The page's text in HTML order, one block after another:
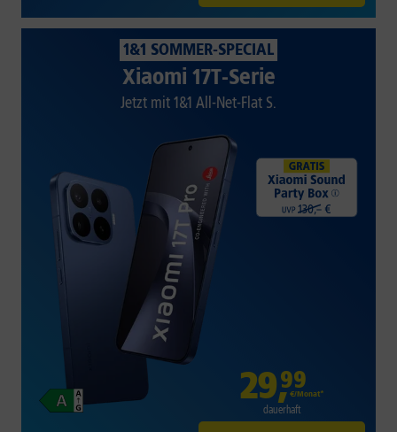
1&1 SOMMER-SPECIAL
Xiaomi 17T-Serie
Jetzt mit 1&1 All-Net-Flat S.
29,
99
€/Monat*
dauerhaft